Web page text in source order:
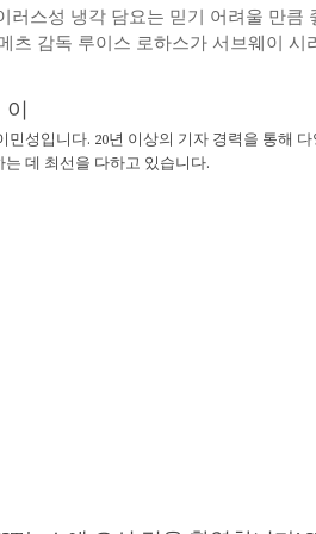
러스성 냉각 담요는 믿기 어려울 만큼
츠 감독 루이스 로하스가 서브웨이 시
이
민성입니다. 20년 이상의 기자 경력을 통해
는 데 최선을 다하고 있습니다.